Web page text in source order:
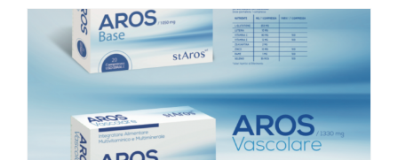
Aros Base e Aros Vascolare